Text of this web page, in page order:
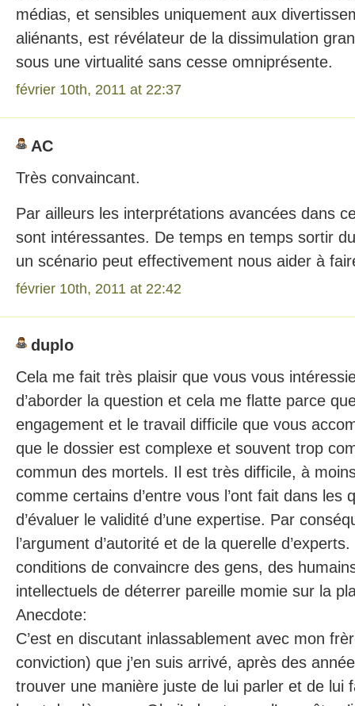
médias, et sensibles uniquement aux
aliénants, est révélateur de la dissimulation
sous une virtualité sans cesse omniprésente.
février 10th, 2011 at 22:37
AC
Très convaincant.
Par ailleurs les interprétations avancées dans
sont intéressantes. De temps en temps sortir
un scénario peut effectivement nous aider à
février 10th, 2011 at 22:42
duplo
Cela me fait très plaisir que vous vous
d’aborder la question et cela me flatte parce
engagement et le travail difficile que vous
que le dossier est complexe et souvent trop
commun des mortels. Il est très difficile, à
comme certains d’entre vous l’ont fait dans les
d’évaluer le validité d’une expertise. Par
l’argument d’autorité et de la querelle
conditions de convaincre des gens, des
intellectuels de déterrer pareille momie sur la
Anecdote:
C’est en discutant inlassablement avec mon
conviction) que j’en suis arrivé, après des
trouver une manière juste de lui parler et de lui